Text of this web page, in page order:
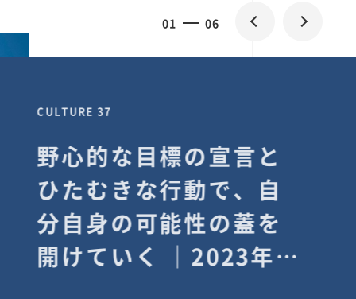
01 06
CULTURE 37
野心的な目標の宣言と
ひたむきな行動で、自
分自身の可能性の蓋を
開けていく ｜2023年度